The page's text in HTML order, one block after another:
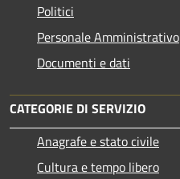
Politici
Personale Amministrativo
Documenti e dati
CATEGORIE DI SERVIZIO
Anagrafe e stato civile
Cultura e tempo libero